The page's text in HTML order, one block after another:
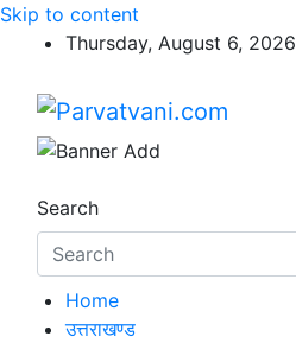
Skip to content
Thursday, August 6, 2026
Parvatvani.com
न्यूज़ पोर्टल
Search
Home
उत्तराखण्ड